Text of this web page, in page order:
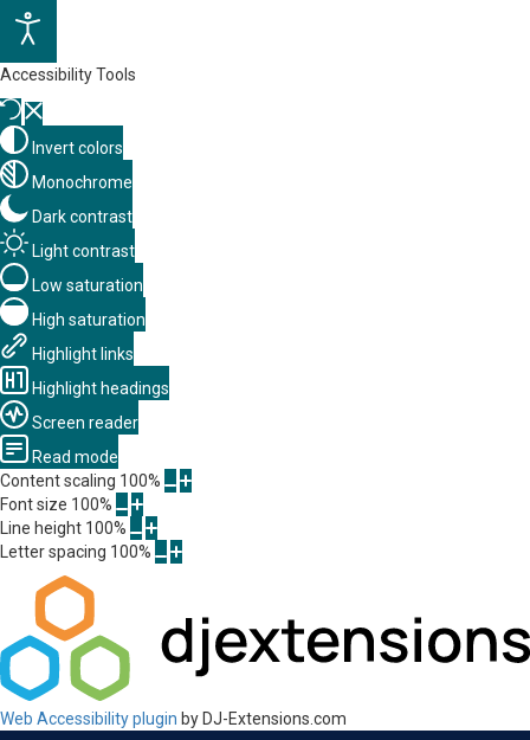
Accessibility Tools
Invert colors
Monochrome
Dark contrast
Light contrast
Low saturation
High saturation
Highlight links
Highlight headings
Screen reader
Read mode
Content scaling 100%
Font size 100%
Line height 100%
Letter spacing 100%
Web Accessibility plugin by DJ-Extensions.com